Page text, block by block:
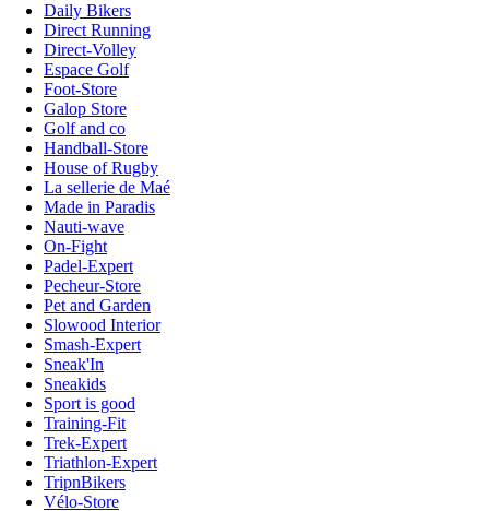
Daily Bikers
Direct Running
Direct-Volley
Espace Golf
Foot-Store
Galop Store
Golf and co
Handball-Store
House of Rugby
La sellerie de Maé
Made in Paradis
Nauti-wave
On-Fight
Padel-Expert
Pecheur-Store
Pet and Garden
Slowood Interior
Smash-Expert
Sneak'In
Sneakids
Sport is good
Training-Fit
Trek-Expert
Triathlon-Expert
TripnBikers
Vélo-Store